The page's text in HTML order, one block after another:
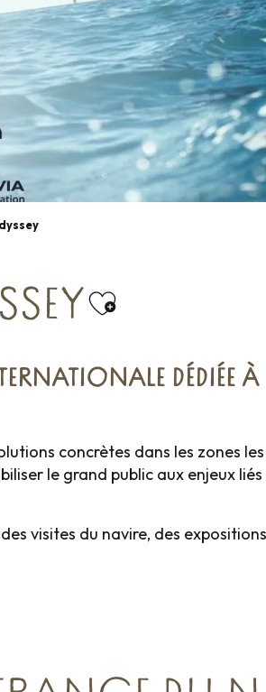
Ajouter
DÉDIÉE
concrètes dans les zones
le grand public aux enjeux
visites du navire, des